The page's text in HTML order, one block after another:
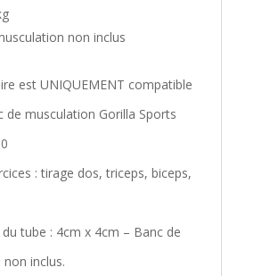
non inclus
est UNIQUEMENT compatible
de musculation Gorilla Sports
: tirage dos, triceps, biceps,
tube : 4cm x 4cm – Banc de
inclus.